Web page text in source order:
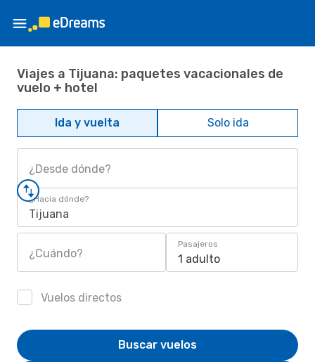
Viajes a Tijuana: paquetes vacacionales de
vuelo + hotel
Ida y vuelta Solo ida
¿Desde dónde?
¿Hacia dónde?
Tijuana
¿Cuándo?
Pasajeros
1 adulto
Vuelos directos
Buscar vuelos